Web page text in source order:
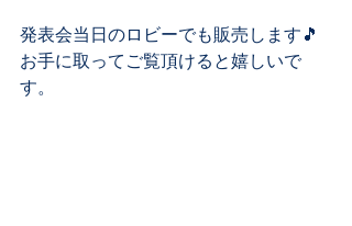
発表会当日のロビーでも販売します🎵
お手に取ってご覧頂けると嬉しいで
す。